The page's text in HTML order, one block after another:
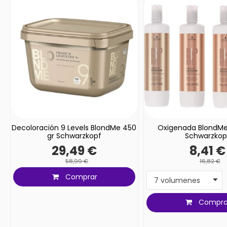
Decoloración 9 Levels BlondMe 450
gr Schwarzkopf
29,49 €
58,99 €
Comprar
Oxigenada
8,41 €
16,82 €